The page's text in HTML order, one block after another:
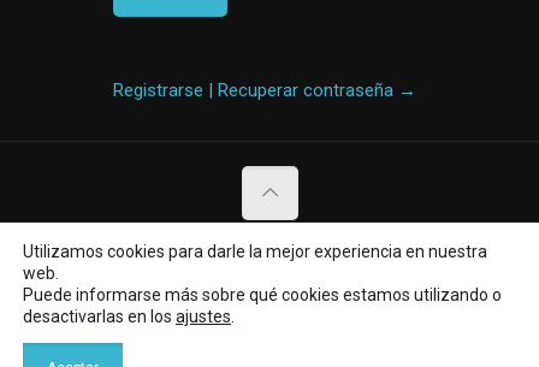
Registrarse | Recuperar contraseña →
© 1999-2021 - ALFASHOP - Todos los
Conócenos
Utilizamos cookies para darle la mejor experiencia en nuestra
web.
Puede informarse más sobre qué cookies estamos utilizando o
desactivarlas en los ajustes